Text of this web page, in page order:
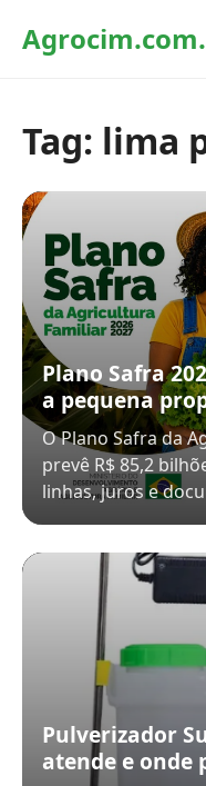
Tag: lima
Plano Safra
a pequena
O Plano Safra da
prevê R$ 85,2
linhas, juros e
Pulverizador
atende e onde